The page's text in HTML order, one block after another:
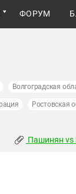
ФОРУМ
Волгоградская
Ростовская
Пашинян vs